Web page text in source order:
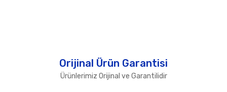
Orijinal Ürün Garantisi
Ürünlerimiz Orijinal ve Garantilidir